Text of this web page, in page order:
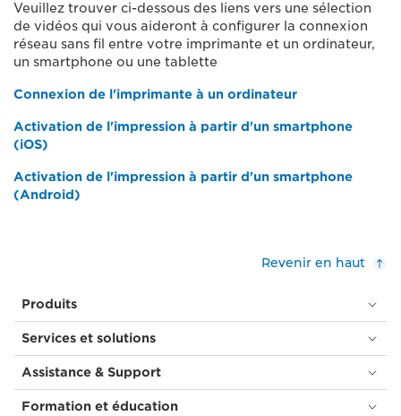
Veuillez trouver ci-dessous des liens vers une sélection
de vidéos qui vous aideront à configurer la connexion
réseau sans fil entre votre imprimante et un ordinateur,
un smartphone ou une tablette
Connexion de l'imprimante à un ordinateur
Activation de l'impression à partir d'un smartphone
(iOS)
Activation de l'impression à partir d'un smartphone
(Android)
Revenir en haut
Produits
Services et solutions
Assistance & Support
Formation et éducation